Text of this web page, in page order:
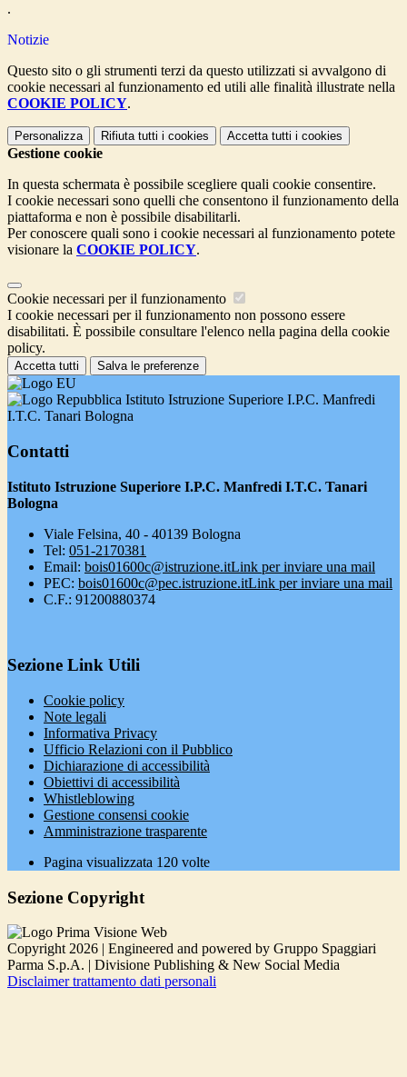
.
Notizie
Questo sito o gli strumenti terzi da questo utilizzati si avvalgono di
cookie necessari al funzionamento ed utili alle finalità illustrate nella
COOKIE POLICY.
Personalizza Rifiuta tutti i cookies Accetta tutti i cookies
Gestione cookie
In questa schermata è possibile scegliere quali cookie consentire.
I cookie necessari sono quelli che consentono il funzionamento della
piattaforma e non è possibile disabilitarli.
Per conoscere quali sono i cookie necessari al funzionamento potete
visionare la COOKIE POLICY.
Cookie necessari per il funzionamento
I cookie necessari per il funzionamento non possono essere
disabilitati. È possibile consultare l'elenco nella pagina della cookie
policy.
Accetta tutti Salva le preferenze
Istituto Istruzione Superiore I.P.C. Manfredi
I.T.C. Tanari Bologna
Contatti
Istituto Istruzione Superiore I.P.C. Manfredi I.T.C. Tanari
Bologna
Viale Felsina, 40 - 40139 Bologna
Tel: 051-2170381
Email: bois01600c@istruzione.itLink per inviare una mail
PEC: bois01600c@pec.istruzione.itLink per inviare una mail
C.F.: 91200880374
Sezione Link Utili
Cookie policy
Note legali
Informativa Privacy
Ufficio Relazioni con il Pubblico
Dichiarazione di accessibilità
Obiettivi di accessibilità
Whistleblowing
Gestione consensi cookie
Amministrazione trasparente
Pagina visualizzata 120 volte
Sezione Copyright
Copyright 2026 | Engineered and powered by Gruppo Spaggiari
Parma S.p.A. | Divisione Publishing & New Social Media
Disclaimer trattamento dati personali